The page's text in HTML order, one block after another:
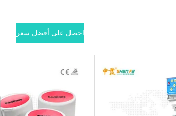
احصل على أفضل سعر